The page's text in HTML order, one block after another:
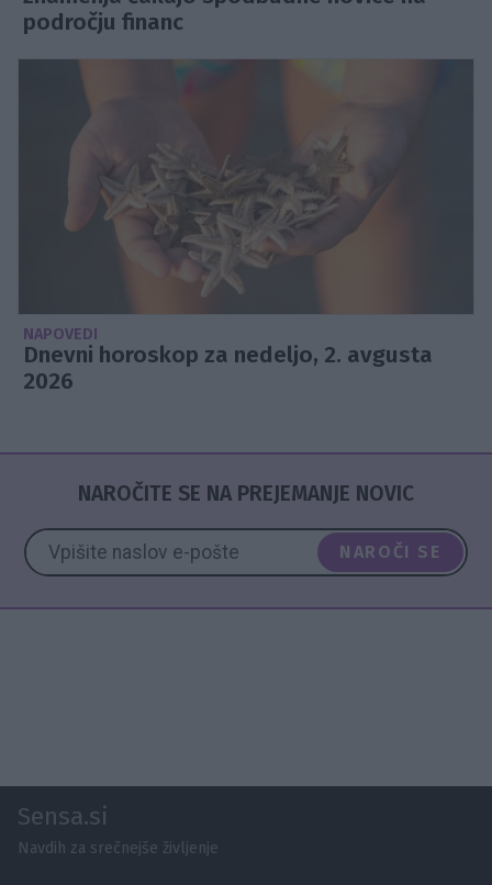
področju financ
NAPOVEDI
Dnevni horoskop za nedeljo, 2. avgusta
2026
NAROČITE SE NA PREJEMANJE NOVIC
NAROČI SE
Sensa.si
Navdih za srečnejše življenje